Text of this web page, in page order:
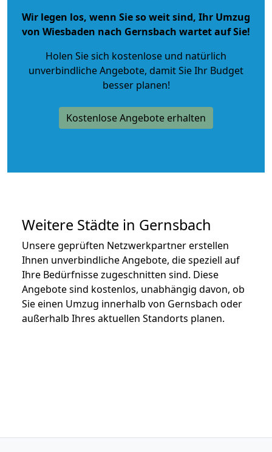
Wir legen los, wenn Sie so weit sind, Ihr Umzug
von Wiesbaden nach Gernsbach wartet auf Sie!
Holen Sie sich kostenlose und natürlich
unverbindliche Angebote, damit Sie Ihr Budget
besser planen!
Kostenlose Angebote erhalten
Weitere Städte in Gernsbach
Unsere geprüften Netzwerkpartner erstellen
Ihnen unverbindliche Angebote, die speziell auf
Ihre Bedürfnisse zugeschnitten sind. Diese
Angebote sind kostenlos, unabhängig davon, ob
Sie einen Umzug innerhalb von Gernsbach oder
außerhalb Ihres aktuellen Standorts planen.